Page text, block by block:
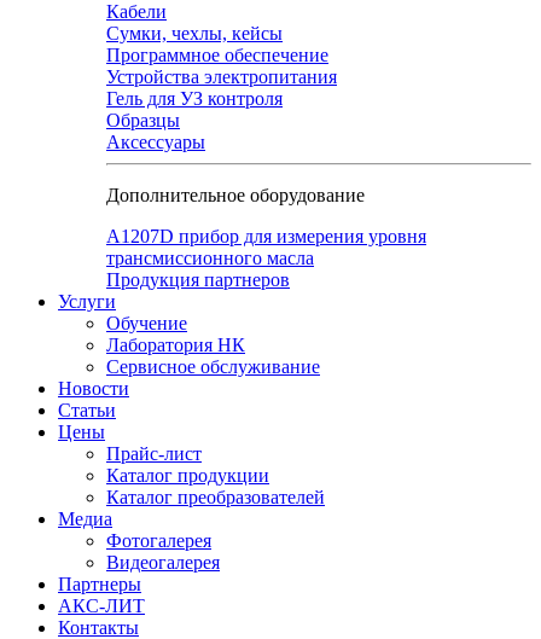
Кабели
Сумки, чехлы, кейсы
Программное обеспечение
Устройства электропитания
Гель для УЗ контроля
Образцы
Аксессуары
Дополнительное оборудование
А1207D прибор для измерения уровня
трансмиссионного масла
Продукция партнеров
Услуги
Обучение
Лаборатория НК
Сервисное обслуживание
Новости
Статьи
Цены
Прайс-лист
Каталог продукции
Каталог преобразователей
Медиа
Фотогалерея
Видеогалерея
Партнеры
АКС-ЛИТ
Контакты